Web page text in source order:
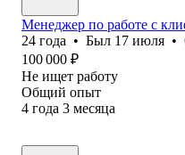
Менеджер по работе с
24 года • Был 17 июля •
100 000 ₽
Не ищет работу
Общий опыт
4 года 3 месяца